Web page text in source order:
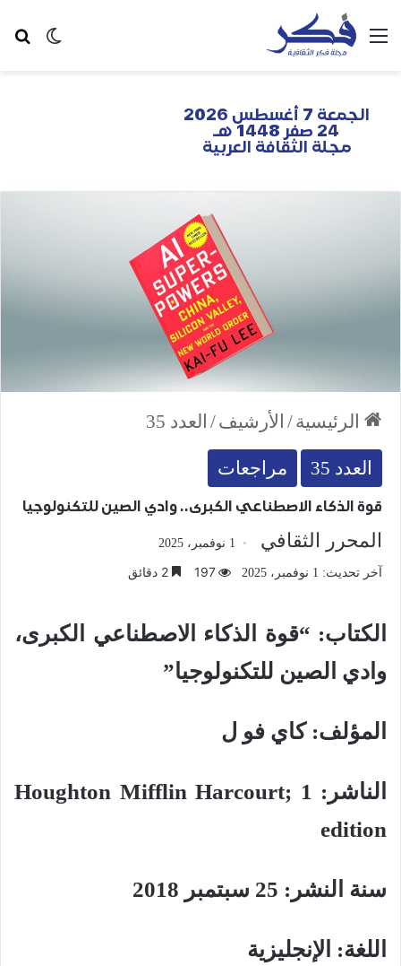
الجمعة 7 أغسطس 2026
24 صفر 1448 هـ
مجلة الثقافة العربية
الرئيسية/ الأرشيف/ العدد 35
العدد 35 مراجعات
قوة الذكاء الاصطناعي الكبرى.. وادي الصين للتكنولوجيا
المحرر الثقافي 1 نوفمبر، 2025
آخر تحديث: 1 نوفمبر، 2025 197
الكتاب: “قوة الذكاء الاصطناعي الكبرى،
وادي الصين للتكنولوجيا”
المؤلف: كاي فو ل
الناشر: Houghton Mifflin Harcourt; 1
edition
سنة النشر: 25 سبتمبر 2018
اللغة: الإنجليزية